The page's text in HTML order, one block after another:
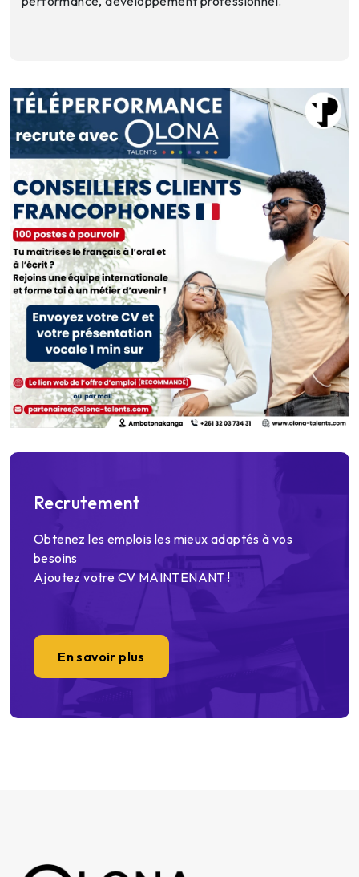
Recrutement
Obtenez les emplois les mieux adaptés à vos
besoins
Ajoutez votre CV MAINTENANT !
En savoir plus